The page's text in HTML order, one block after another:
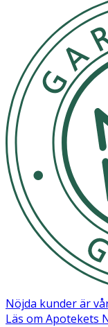
Nöjda kunder är
Läs om Apotekets